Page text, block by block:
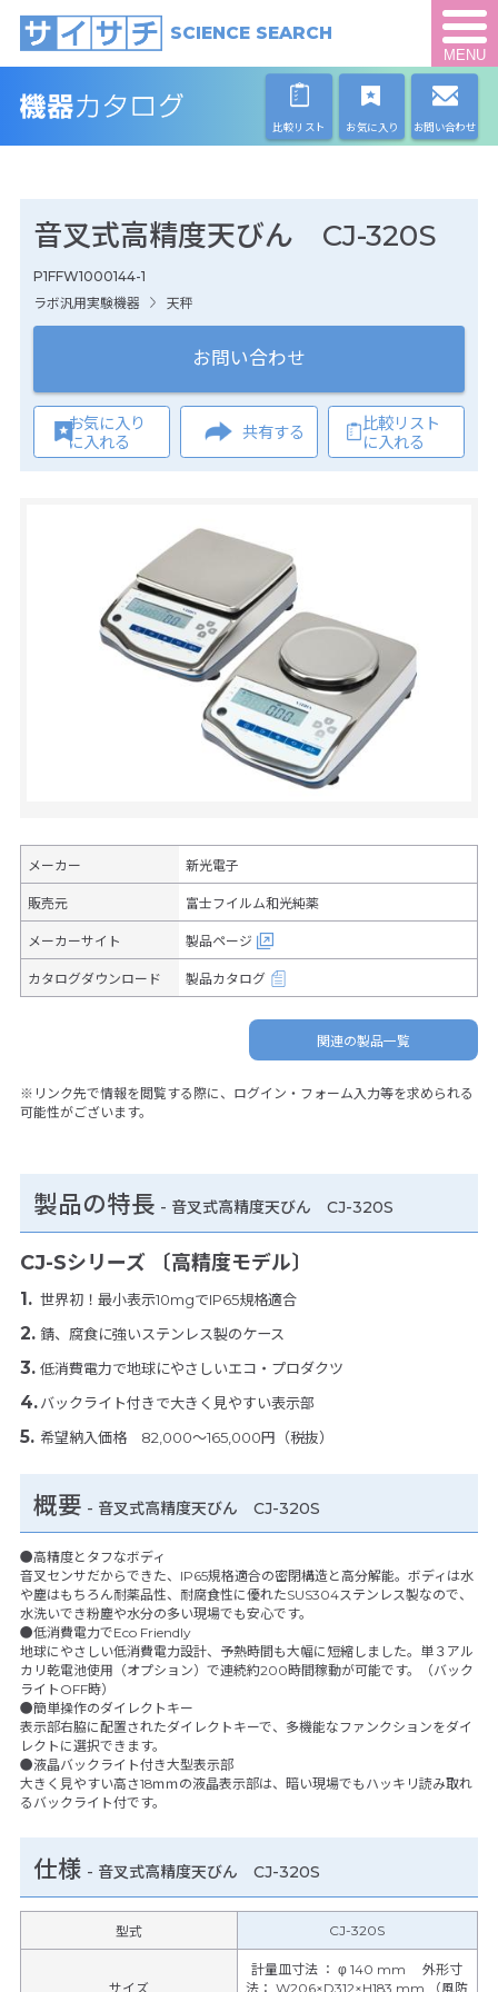
SCIENCE SEARCH
MENU
比較リスト お気に入り お問い合わせ
音叉式高精度天びん CJ-320S
P1FFW1000144-1
ラボ汎用実験機器
天秤
お問い合わせ
お気に入り
に入れる
共有する
比較リスト
に入れる
メーカー 新光電子
販売元 富士フイルム和光純薬
メーカーサイト 製品ページ
カタログダウンロード 製品カタログ
関連の製品一覧
※リンク先で情報を閲覧する際に、ログイン・フォーム入力等を求められる
可能性がございます。
製品の特長 - 音叉式高精度天びん CJ-320S
CJ-Sシリーズ 〔高精度モデル〕
世界初！最小表示10mgでIP65規格適合
錆、腐食に強いステンレス製のケース
低消費電力で地球にやさしいエコ・プロダクツ
バックライト付きで大きく見やすい表示部
希望納入価格 82,000～165,000円（税抜）
概要 - 音叉式高精度天びん CJ-320S
●高精度とタフなボディ
音叉センサだからできた、IP65規格適合の密閉構造と高分解能。ボディは水
や塵はもちろん耐薬品性、耐腐食性に優れたSUS304ステンレス製なので、
水洗いでき粉塵や水分の多い現場でも安心です。
●低消費電力でEco Friendly
地球にやさしい低消費電力設計、予熱時間も大幅に短縮しました。単３アル
カリ乾電池使用（オプション）で連続約200時間稼動が可能です。（バック
ライトOFF時）
●簡単操作のダイレクトキー
表示部右脇に配置されたダイレクトキーで、多機能なファンクションをダイ
レクトに選択できます。
●液晶バックライト付き大型表示部
大きく見やすい高さ18ｍｍの液晶表示部は、暗い現場でもハッキリ読み取れ
るバックライト付です。
仕様 - 音叉式高精度天びん CJ-320S
型式 CJ-320S
サイズ
計量皿寸法 ： φ 140 mm 外形寸
法： W206×D312×H183 mm （風防